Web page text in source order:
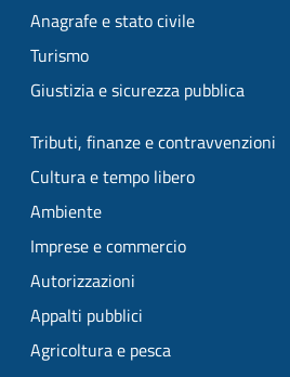
Anagrafe e stato civile
Turismo
Giustizia e sicurezza pubblica
Tributi, finanze e contravvenzioni
Cultura e tempo libero
Ambiente
Imprese e commercio
Autorizzazioni
Appalti pubblici
Agricoltura e pesca